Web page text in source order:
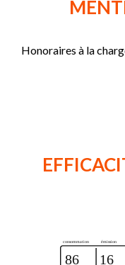
Honoraires à la